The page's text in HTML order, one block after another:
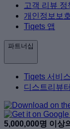
고객 리뷰 정
개인정보보
Tiqets 앱
파트너십
Tiqets 서비
디스트리뷰
5,000,000명 이상